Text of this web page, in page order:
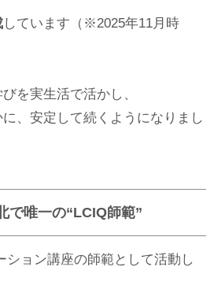
しています（※2025年11月時
を実生活で活かし、
、安定して続くようになりまし
で唯一の“LCIQ師範”
ション講座の師範として活動し